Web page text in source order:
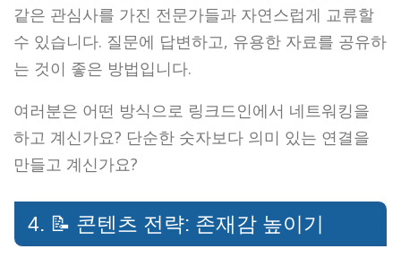
같은 관심사를 가진 전문가들과 자연스럽게 교류할
수 있습니다. 질문에 답변하고, 유용한 자료를 공유하
는 것이 좋은 방법입니다.
여러분은 어떤 방식으로 링크드인에서 네트워킹을
하고 계신가요? 단순한 숫자보다 의미 있는 연결을
만들고 계신가요?
4. 📝 콘텐츠 전략: 존재감 높이기